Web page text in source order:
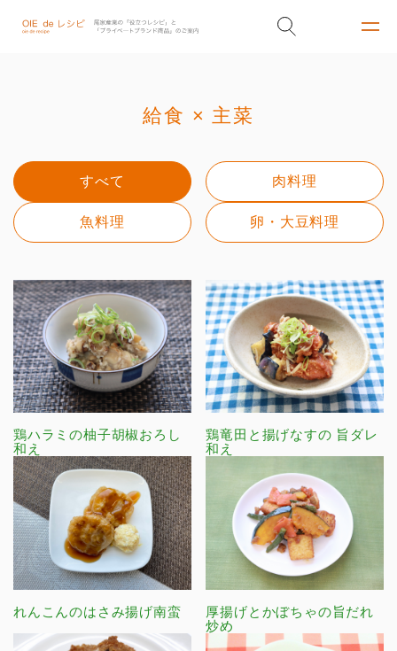
給食 × 主菜
すべて 肉料理
魚料理 卵・大豆料理
鶏ハラミの柚子胡椒おろし
和え
鶏竜田と揚げなすの 旨ダレ
和え
れんこんのはさみ揚げ南蛮
厚揚げとかぼちゃの旨だれ
炒め